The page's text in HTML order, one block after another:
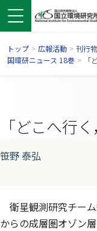
ウで開きます）
ンドウで開きます）
ウインドウで開き
トップ > 広報活動 > 刊行
国環研ニュース 18巻 >
「どこへ行
笹野 泰弘
衛星観測研究チー
からの成層圏オゾン